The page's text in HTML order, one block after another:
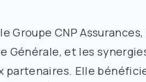
CNP Assurances,
Générale, et les
Elle